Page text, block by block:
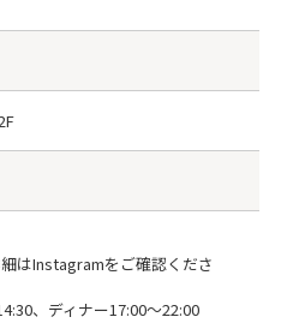
はInstagramをご確認くださ
、ディナー17:00～22:00